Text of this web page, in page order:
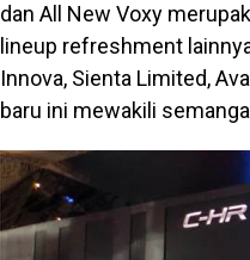
dan All New Voxy
lineup refreshment
Innova, Sienta Limited,
baru ini mewakili